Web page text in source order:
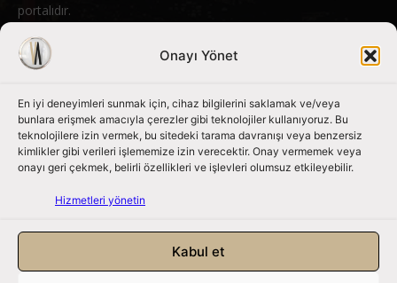
Onayı Yönet
En iyi deneyimleri sunmak için, cihaz bilgilerini saklamak ve/veya
bunlara erişmek amacıyla çerezler gibi teknolojiler kullanıyoruz. Bu
teknolojilere izin vermek, bu sitedeki tarama davranışı veya benzersiz
kimlikler gibi verileri işlememize izin verecektir. Onay vermemek veya
onayı geri çekmek, belirli özellikleri ve işlevleri olumsuz etkileyebilir.
Hizmetleri yönetin
Kabul et
portalıdır.
Bizimle iletişime geçin: info@nouvart.net
Bizi Takip Edin